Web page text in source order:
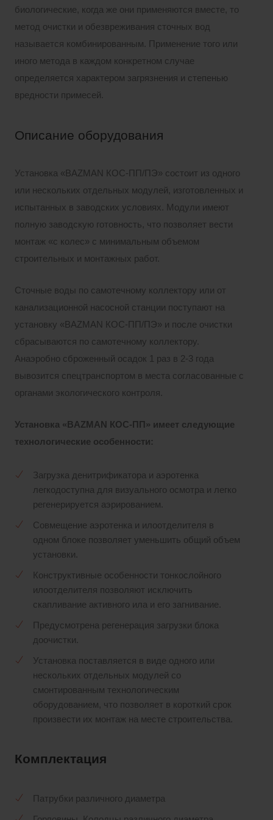
биологические, когда же они применяются вместе, то
метод очистки и обезвреживания сточных вод
называется комбинированным. Применение того или
иного метода в каждом конкретном случае
определяется характером загрязнения и степенью
вредности примесей.
Описание оборудования
Установка «BAZMAN КОС-ПП/ПЭ» состоит из одного
или нескольких отдельных модулей, изготовленных и
испытанных в заводских условиях. Модули имеют
полную заводскую готовность, что позволяет вести
монтаж «с колес» с минимальным объемом
строительных и монтажных работ.
Сточные воды по самотечному коллектору или от
канализационной насосной станции поступают на
установку «BAZMAN КОС-ПП/ПЭ» и после очистки
сбрасываются по самотечному коллектору.
Анаэробно сброженный осадок 1 раз в 2-3 года
вывозится спецтранспортом в места согласованные с
органами экологического контроля.
Установка «BAZMAN КОС-ПП» имеет следующие
технологические особенности:
Загрузка денитрификатора и аэротенка
легкодоступна для визуального осмотра и легко
регенерируется аэрированием.
Совмещение аэротенка и илоотделителя в
одном блоке позволяет уменьшить общий объем
установки.
Конструктивные особенности тонкослойного
илоотделителя позволяют исключить
скапливание активного ила и его загнивание.
Предусмотрена регенерация загрузки блока
доочистки.
Установка поставляется в виде одного или
нескольких отдельных модулей со
смонтированным технологическим
оборудованием, что позволяет в короткий срок
произвести их монтаж на месте строительства.
Комплектация
Патрубки различного диаметра